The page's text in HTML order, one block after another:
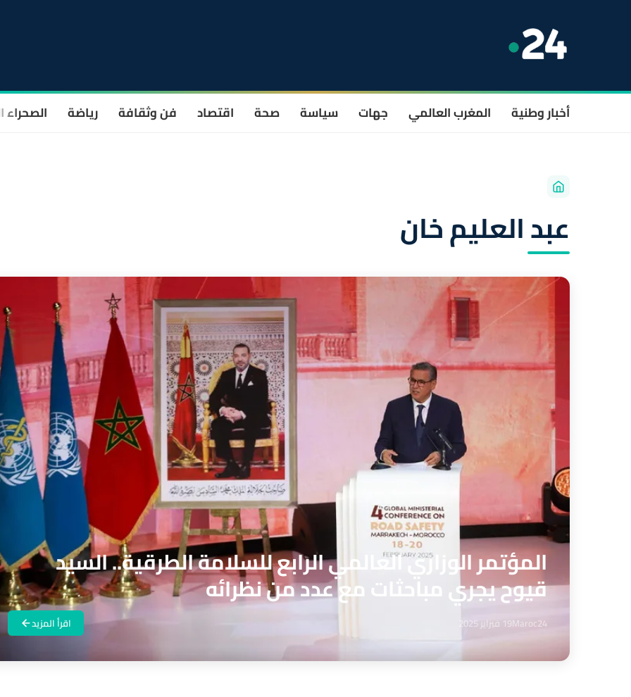
أخبار وطنية المغرب العالمي جهات سياسة صحة اقتصاد فن وثقافة رياضة الصحراء
عبد العليم خان
المؤتمر الوزاري العالمي الرابع للسلامة الطرقية.. السيد
قيوح يجري مباحثات مع عدد من نظرائه
Maroc2419 فبراير 2025 اقرأ المزيد